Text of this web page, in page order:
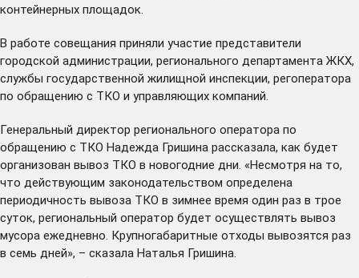
контейнерных площадок.
В работе совещания приняли участие представители
городской администрации, регионального департамента ЖКХ,
службы государственной жилищной инспекции, регоператора
по обращению с ТКО и управляющих компаний.
Генеральный директор регионального оператора по
обращению с ТКО Надежда Гришина рассказала, как будет
организован вывоз ТКО в новогодние дни. «Несмотря на то,
что действующим законодательством определена
периодичность вывоза ТКО в зимнее время один раз в трое
суток, региональный оператор будет осуществлять вывоз
мусора ежедневно. Крупногабаритные отходы вывозятся раз
в семь дней», – сказала Наталья Гришина.